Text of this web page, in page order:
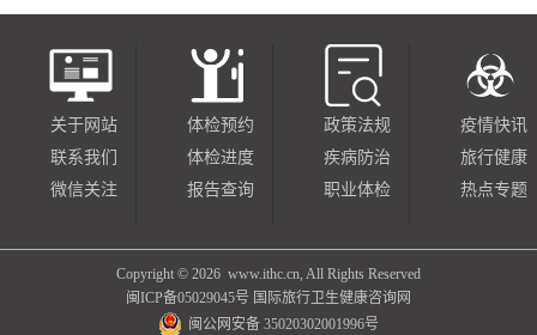
关于网站
联系我们
微信关注
体检预约
体检进度
报告查询
政策法规
疾病防治
职业体检
疫情快讯
旅行健康
热点专题
Copyright © 2026 www.ithc.cn, All Rights Reserved
闽ICP备05029045号 国际旅行卫生健康咨询网
闽公网安备 35020302001996号